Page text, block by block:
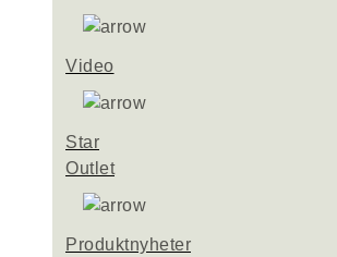
Video
Star
Outlet
Produktnyheter